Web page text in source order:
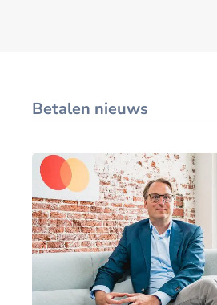
Betalen nieuws